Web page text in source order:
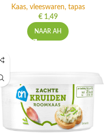
Kaas, vleeswaren, tapas
€1,49
NAAR AH